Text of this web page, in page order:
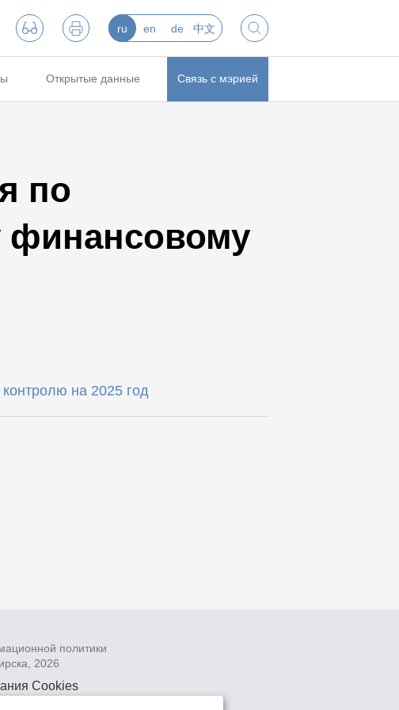
ru en de 中文
Открытые данные Связь с мэрией
по
финансовому
на 2025 год
политики
2026
Cookies